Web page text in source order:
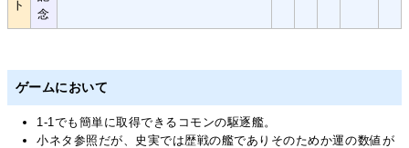
ト
念
ゲームにおいて
1-1でも簡単に取得できるコモンの駆逐艦。
小ネタ参照だが、史実では歴戦の艦でありそのためか運の数値が